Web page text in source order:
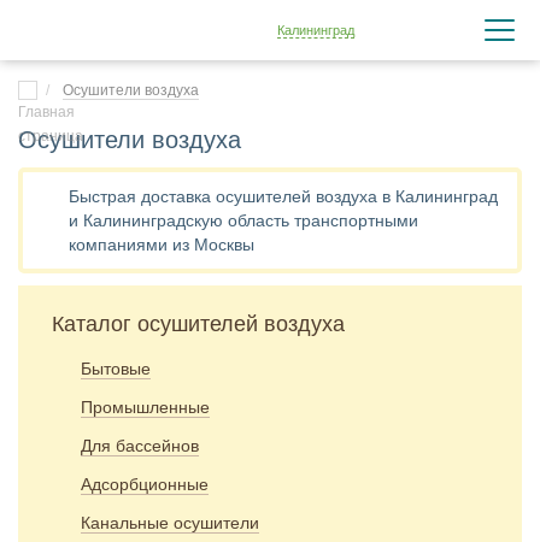
Калининград
Осушители воздуха
Осушители воздуха
Быстрая доставка осушителей воздуха в Калининград
и Калининградскую область транспортными
компаниями из Москвы
Каталог осушителей воздуха
Бытовые
Промышленные
Для бассейнов
Адсорбционные
Канальные осушители